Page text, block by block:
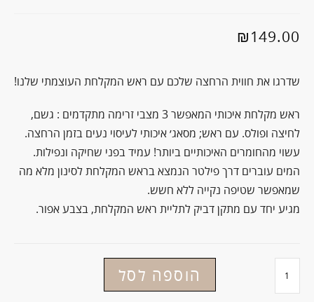
₪149.00
שדרגו את חווית הרחצה שלכם עם ראש המקלחת העוצמתי שלנו!
ראש מקלחת איכותי המאפשר 3 מצבי זרימה מתקדמים : גשם,
לחיצה ופולס. עם ראש; מסאג׳ איכותי לעיסוי נעים בזמן הרחצה.
עשוי מהחומרים האיכותיים ביותר! עמיד בפני שחיקה ונפילות.
המים עוברים דרך פילטר הנמצא בראש המקלחת לסינון מלא מה
שמאפשר שטיפה נקייה ללא חשש.
מגיע יחד עם מתקן דביק לתליית ראש המקלחת, בצבע אפור.
הוספה לסל